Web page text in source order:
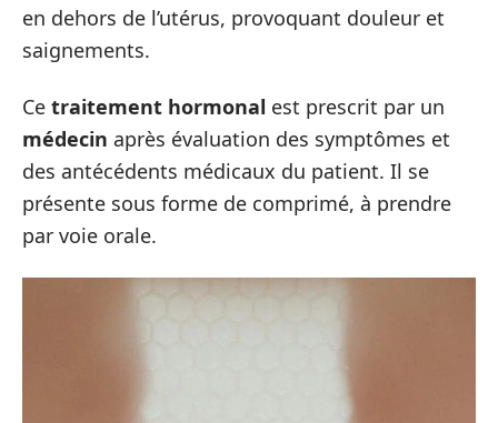
en dehors de l’utérus, provoquant douleur et
saignements.
Ce traitement hormonal est prescrit par un
médecin après évaluation des symptômes et
des antécédents médicaux du patient. Il se
présente sous forme de comprimé, à prendre
par voie orale.